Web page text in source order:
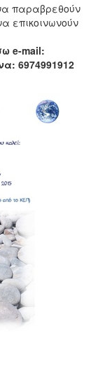
παραβρεθούν
επικοινωνούν
e-mail:
6974991912